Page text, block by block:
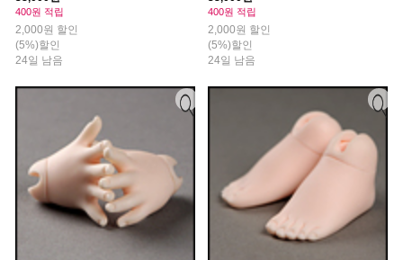
400원 적립
2,000원 할인
(5%)할인
24일 남음
400원 적립
2,000원 할인
(5%)할인
24일 남음